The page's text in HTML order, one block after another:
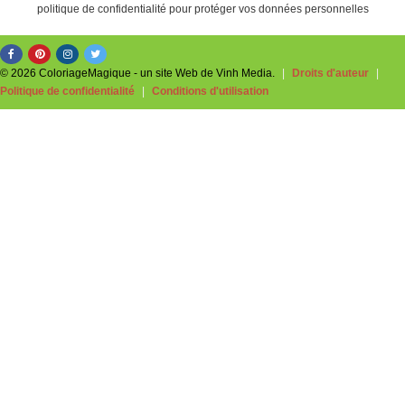
politique de confidentialité pour protéger vos données personnelles
© 2026 ColoriageMagique - un site Web de Vinh Media. Droits d'auteur
Politique de confidentialité
Conditions d'utilisation